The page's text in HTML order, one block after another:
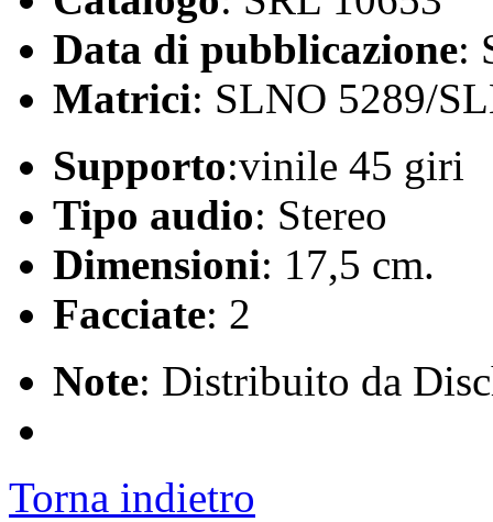
Data di pubblicazione:
Matrici: SLNO 5289/
Supporto:vinile 45 giri
Tipo audio: Stereo
Dimensioni: 17,5 cm.
Facciate: 2
Note: Distribuito da
Torna indietro